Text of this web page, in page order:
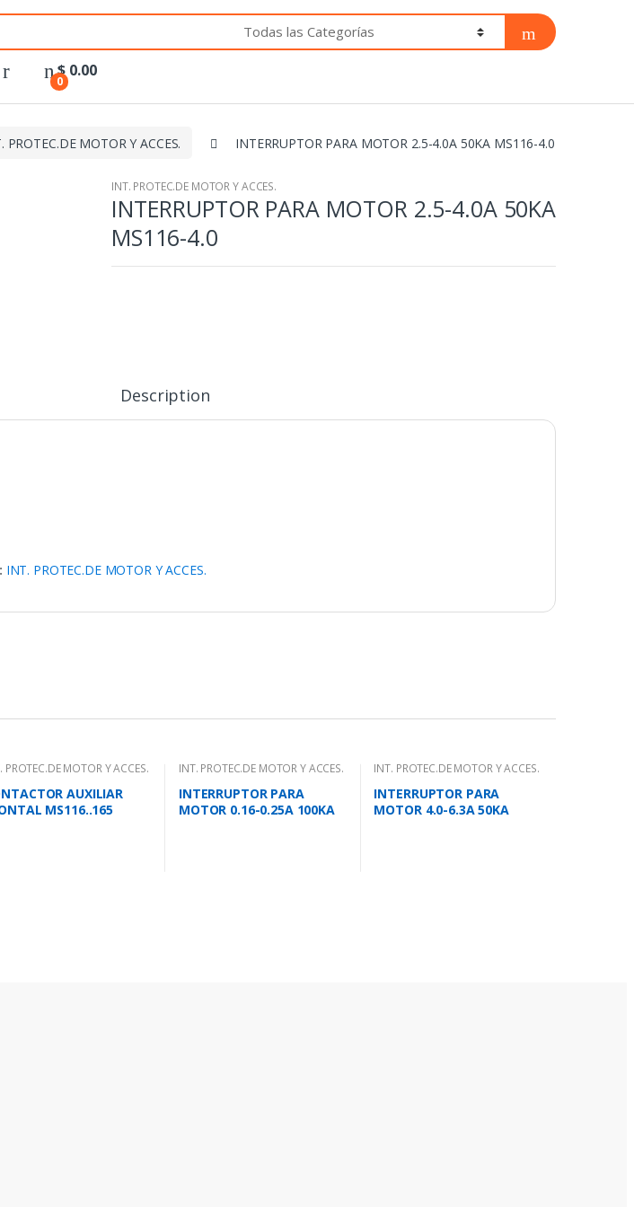
0
$ 0.00
PROTEC.DE MOTOR Y ACCES. INTERRUPTOR PARA MOTOR 2.5-4.0A 50KA MS116-4.0
INT. PROTEC.DE MOTOR Y ACCES.
INTERRUPTOR PARA MOTOR 2.5-4.0A 50KA
MS116-4.0
Description
INT. PROTEC.DE MOTOR Y ACCES.
PROTEC.DE MOTOR Y ACCES.
AUXILIAR
MS116..165
INT. PROTEC.DE MOTOR Y ACCES.
INTERRUPTOR PARA
MOTOR 0.16-0.25A 100KA
INT. PROTEC.DE MOTOR Y ACCES.
INTERRUPTOR PARA
MOTOR 4.0-6.3A 50KA